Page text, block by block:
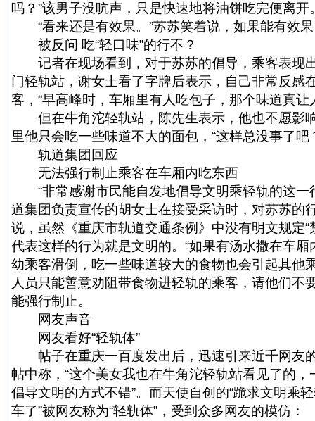
吗？”该男子没吭声，只是快速地将油饼吃完便离开
“看来还是有效果。”苏苏笑着说，如果能有效
被反问 吃“轻口味”的行不？
记者在现场看到，对于苏苏的倡导，乘客表现
门轻轨站，谢女士看了字牌后表示，自己非常反感
客，“早高峰时，车厢里有人吃包子，那个味道真让
但在牛角沱轻轨站，陈先生表示，他也不愿影
里他只会吃一些味道不大的面包，“这样总没事了吧
轨道集团回应
无法强行制止乘客在车厢内吃东西
“非常感谢市民能自发地倡导文明乘轻轨的这一
道集团负责宣传的胡女士在接受采访时，对苏苏的
说，虽然《重庆市轨道交通条例》中没有明文规定“
代表这样的行为就是文明的。“如果有汤水撒在车
幼乘客滑倒，吃一些味道较大的食物也会引起其他
人员只能善意劝阻带食物进轻轨的乘客，请他们不
能强行制止。
网友声音
网友看好“轻轨体”
帖子在重庆一百度发出后，迅速引来近千网友的
帖中称，“这个美女我也在牛角沱轻轨站看见了的
倡导文明的方式不错”。而天使自创的“跪求文明乘
车了”被网友称为“轻轨体”，受到众多网友的模仿：